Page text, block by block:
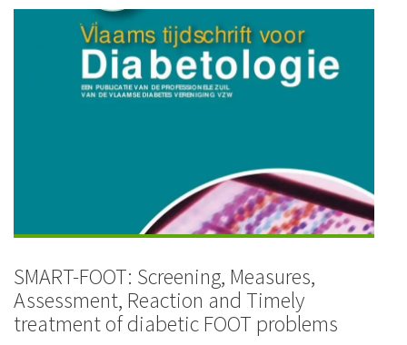
SMART-FOOT: Screening, Measures,
Assessment, Reaction and Timely
treatment of diabetic FOOT problems